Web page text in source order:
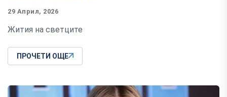
29 Април, 2026
Жития на светците
ПРОЧЕТИ ОЩЕ